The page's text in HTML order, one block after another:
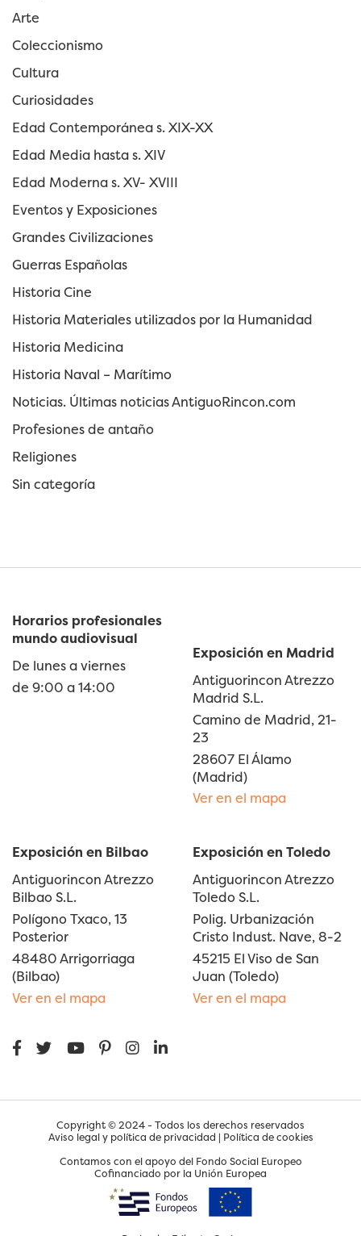
Arte
Coleccionismo
Cultura
Curiosidades
Edad Contemporánea s. XIX-XX
Edad Media hasta s. XIV
Edad Moderna s. XV- XVIII
Eventos y Exposiciones
Grandes Civilizaciones
Guerras Españolas
Historia Cine
Historia Materiales utilizados por la Humanidad
Historia Medicina
Historia Naval – Marítimo
Noticias. Últimas noticias AntiguoRincon.com
Profesiones de antaño
Religiones
Sin categoría
Horarios profesionales
mundo audiovisual
De lunes a viernes
de 9:00 a 14:00
Exposición en Madrid
Antiguorincon Atrezzo
Madrid S.L.
Camino de Madrid, 21-
23
28607 El Álamo
(Madrid)
Ver en el mapa
Exposición en Bilbao
Antiguorincon Atrezzo
Bilbao S.L.
Polígono Txaco, 13
Posterior
48480 Arrigorriaga
(Bilbao)
Ver en el mapa
Exposición en Toledo
Antiguorincon Atrezzo
Toledo S.L.
Polig. Urbanización
Cristo Indust. Nave, 8-2
45215 El Viso de San
Juan (Toledo)
Ver en el mapa
Copyright © 2024 - Todos los derechos reservados
Aviso legal y política de privacidad | Política de cookies
Contamos con el apoyo del Fondo Social Europeo
Cofinanciado por la Unión Europea